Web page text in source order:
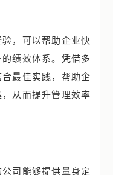
，可以帮助企业快
绩效体系。凭借多
最佳实践，帮助企
从而提升管理效率
司能够提供量身定